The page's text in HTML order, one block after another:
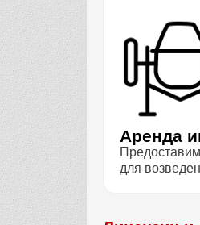
Аренда
для